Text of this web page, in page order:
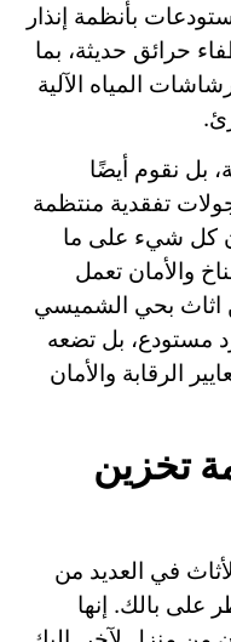
بأنظمة إنذار
حرائق حديثة، بما
المياه الآلية
بل نقوم أيضًا
تفقدية منتظمة
كل شيء على ما
والأمان تعمل
اثاث بحي الشميسي
مستودع، بل تضعه
الرقابة والأمان
تخزين
في العديد من
على بالك. إنها